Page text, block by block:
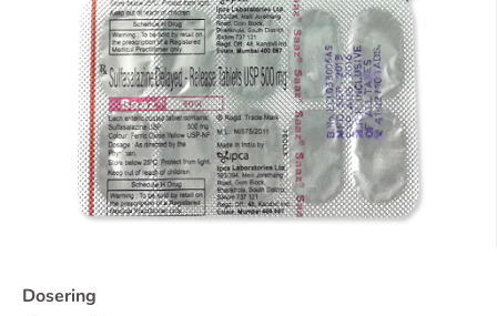
Dosering